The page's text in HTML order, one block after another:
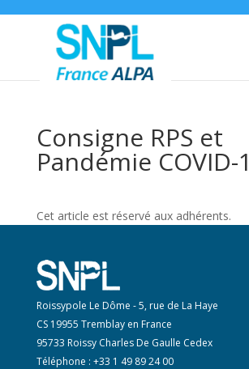
Consigne RPS et
Pandémie COVID-
Cet article est réservé aux adhérents.
Roissypole Le Dôme - 5, rue de La Haye
CS 19955 Tremblay en France
95733 Roissy Charles De Gaulle Cedex
Téléphone : +33 1 49 89 24 00